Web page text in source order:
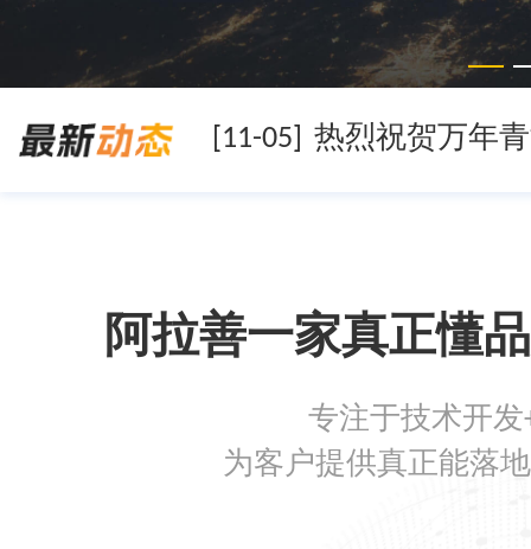
[11-05]
[11-05]
[08-19]
阿拉善一家真正懂
专注于技术开
为客户提供真正能落